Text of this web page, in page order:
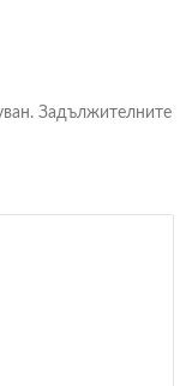
Задължителните